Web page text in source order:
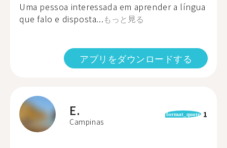
Uma pessoa interessada em aprender a língua
que falo e disposta...もっと見る
アプリをダウンロードする
E.
Campinas
format_quote 1